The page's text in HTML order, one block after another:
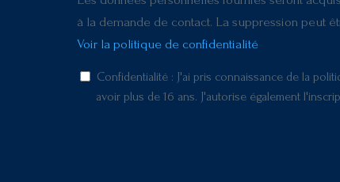
à la demande de contact. La suppression peut
Voir la politique de confidentialité
Confidentialité : J'ai pris connaissance de la
avoir plus de 16 ans. J'autorise également